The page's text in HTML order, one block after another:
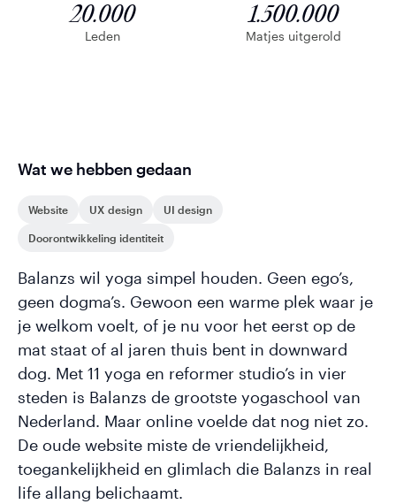
20.000
Leden
1.500.000
Matjes uitgerold
Wat we hebben gedaan
Website UX design UI design
Doorontwikkeling identiteit
Balanzs wil yoga simpel houden. Geen ego’s,
geen dogma’s. Gewoon een warme plek waar je
je welkom voelt, of je nu voor het eerst op de
mat staat of al jaren thuis bent in downward
dog. Met 11 yoga en reformer studio’s in vier
steden is Balanzs de grootste yogaschool van
Nederland. Maar online voelde dat nog niet zo.
De oude website miste de vriendelijkheid,
toegankelijkheid en glimlach die Balanzs in real
life allang belichaamt.